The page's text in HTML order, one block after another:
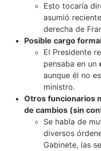
Esto tocaría
asumió
derecha de
Posible cargo
El Presidente
pensaba en un
aunque él no
ministro.
Otros funcionarios
de cambios (sin
Se habla de
diversos
Gabinete, las